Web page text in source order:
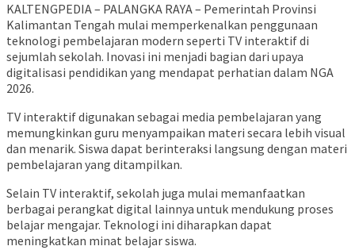
KALTENGPEDIA – PALANGKA RAYA – Pemerintah Provinsi
Kalimantan Tengah mulai memperkenalkan penggunaan
teknologi pembelajaran modern seperti TV interaktif di
sejumlah sekolah. Inovasi ini menjadi bagian dari upaya
digitalisasi pendidikan yang mendapat perhatian dalam NGA
2026.
TV interaktif digunakan sebagai media pembelajaran yang
memungkinkan guru menyampaikan materi secara lebih visual
dan menarik. Siswa dapat berinteraksi langsung dengan materi
pembelajaran yang ditampilkan.
Selain TV interaktif, sekolah juga mulai memanfaatkan
berbagai perangkat digital lainnya untuk mendukung proses
belajar mengajar. Teknologi ini diharapkan dapat
meningkatkan minat belajar siswa.